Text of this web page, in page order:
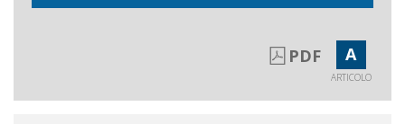
PDF A
ARTICOLO